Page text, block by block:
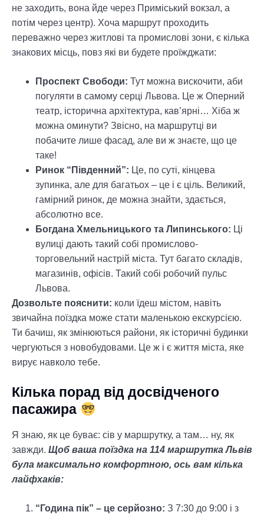
не заходить, вона йде через Приміський вокзал, а
потім через центр). Хоча маршрут проходить
переважно через житлові та промислові зони, є кілька
знакових місць, повз які ви будете проїжджати:
Проспект Свободи: Тут можна вискочити, аби
погуляти в самому серці Львова. Це ж Оперний
театр, історична архітектура, кав’ярні… Хіба ж
можна оминути? Звісно, на маршрутці ви
побачите лише фасад, але ви ж знаєте, що це
таке!
Ринок “Південний”: Це, по суті, кінцева
зупинка, але для багатьох – це і є ціль. Великий,
гамірний ринок, де можна знайти, здається,
абсолютно все.
Богдана Хмельницького та Липинського: Ці
вулиці дають такий собі промислово-
торговельний настрій міста. Тут багато складів,
магазинів, офісів. Такий собі робочий пульс
Львова.
Дозвольте пояснити: коли їдеш містом, навіть
звичайна поїздка може стати маленькою екскурсією.
Ти бачиш, як змінюються райони, як історичні будинки
чергуються з новобудовами. Це ж і є життя міста, яке
вирує навколо тебе.
Кілька порад від досвідченого
пасажира
Я знаю, як це буває: сів у маршрутку, а там… ну, як
завжди. Щоб ваша поїздка на 114 маршрутка Львів
була максимально комфортною, ось вам кілька
лайфхаків:
“Година пік” – це серйозно: З 7:30 до 9:00 і з